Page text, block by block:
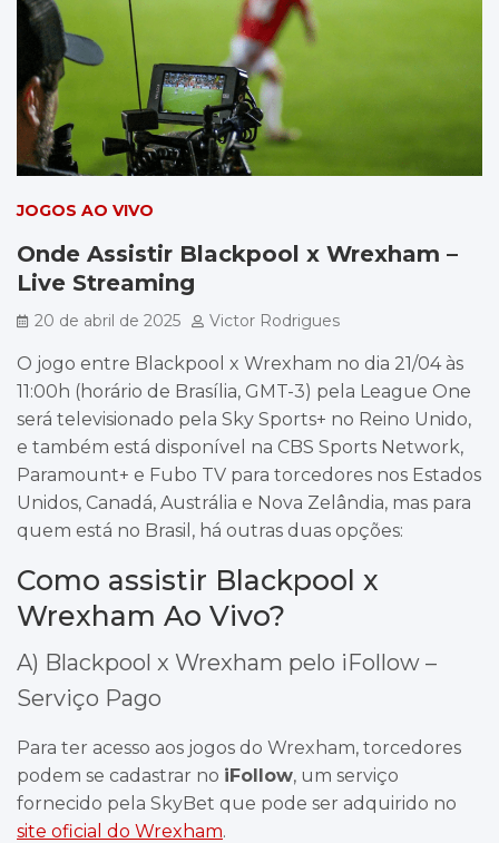
JOGOS AO VIVO
Onde Assistir Blackpool x Wrexham –
Live Streaming
20 de abril de 2025 Victor Rodrigues
O jogo entre Blackpool x Wrexham no dia 21/04 às
11:00h (horário de Brasília, GMT-3) pela League One
será televisionado pela Sky Sports+ no Reino Unido,
e também está disponível na CBS Sports Network,
Paramount+ e Fubo TV para torcedores nos Estados
Unidos, Canadá, Austrália e Nova Zelândia, mas para
quem está no Brasil, há outras duas opções:
Como assistir Blackpool x
Wrexham Ao Vivo?
A) Blackpool x Wrexham pelo iFollow –
Serviço Pago
Para ter acesso aos jogos do Wrexham, torcedores
podem se cadastrar no iFollow, um serviço
fornecido pela SkyBet que pode ser adquirido no
site oficial do Wrexham.